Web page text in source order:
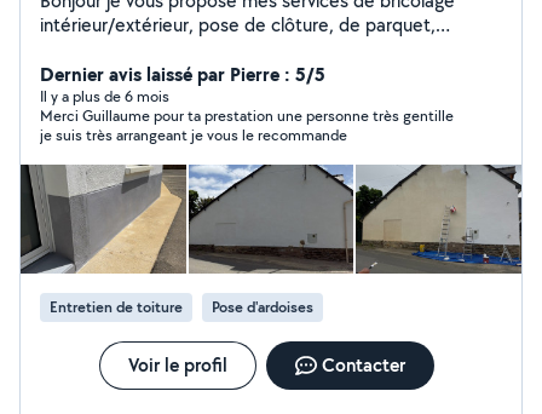
intérieur/extérieur, pose de clôture, de parquet,
dans le bâtiment depuis 15ans. N'hésitez pas si vous
avez plus de questions A bientôt
Dernier avis laissé par Pierre : 5/5
Il y a plus de 6 mois
Merci Guillaume pour ta prestation une personne très gentille
je suis très arrangeant je vous le recommande
Entretien de toiture Pose d'ardoises
Voir le profil Contacter